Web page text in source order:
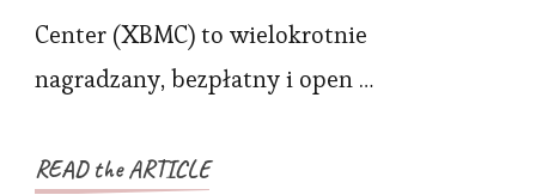
Center (XBMC) to wielokrotnie
nagradzany, bezpłatny i open …
READ the ARTICLE